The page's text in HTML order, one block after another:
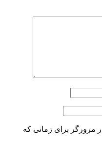
مرورگر برای زمانی که